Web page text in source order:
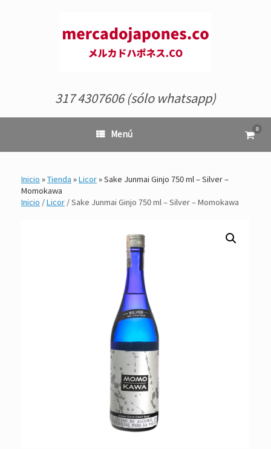
317 4307606 (sólo whatsapp)
Menú Ver
el
0
Inicio »Tienda »Licor»Sake Junmai Ginjo 750 ml – Silver –
Momokawa
Inicio /Licor / Sake Junmai Ginjo 750 ml – Silver – Momokawa